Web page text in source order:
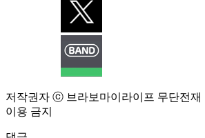
저작권자 ⓒ 브라보마이라이프 무단전재
이용 금지